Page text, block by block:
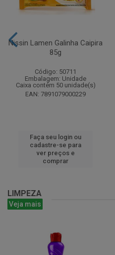
Nissin Lamen Galinha Caipira
85g
Código: 50711
Embalagem: Unidade
Caixa contém 50 unidade(s)
EAN: 7891079000229
Faça seu login ou
cadastre-se para
ver preços e
comprar
LIMPEZA
Veja mais